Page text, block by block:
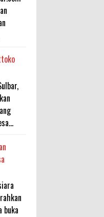
buka